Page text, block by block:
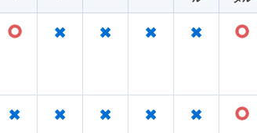
○ × × × × ○
× × × × × ○